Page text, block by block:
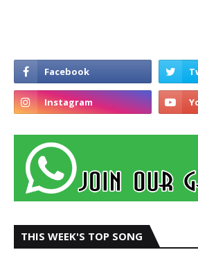
THIS WEEK'S TOP SONG